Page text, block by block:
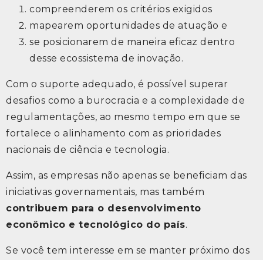
compreenderem os critérios exigidos
mapearem oportunidades de atuação e
se posicionarem de maneira eficaz dentro
desse ecossistema de inovação.
Com o suporte adequado, é possível superar
desafios como a burocracia e a complexidade de
regulamentações, ao mesmo tempo em que se
fortalece o alinhamento com as prioridades
nacionais de ciência e tecnologia.
Assim, as empresas não apenas se beneficiam das
iniciativas governamentais, mas também
contribuem para o desenvolvimento
econômico e tecnológico do país.
Se você tem interesse em se manter próximo dos